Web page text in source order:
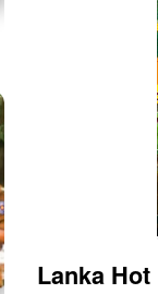
Lanka